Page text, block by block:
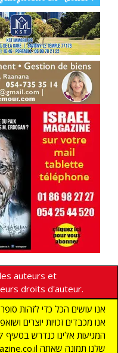
auteurs et
droits d'auteur.
אנו עושים הכל כדי לזהות
אנו מכבדים זכויות יוצרים